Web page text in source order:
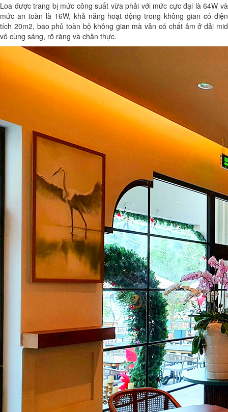
Loa được trang bị mức công suất vừa phải với mức cực đại là 64W và
mức an toàn là 16W, khả năng hoạt động trong không gian có diện
tích 20m2, bao phủ toàn bộ không gian mà vẫn có chất âm ở dải mid
vô cùng sáng, rõ ràng và chân thực.